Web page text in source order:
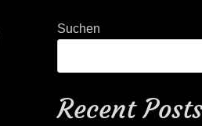
Suchen
Recent